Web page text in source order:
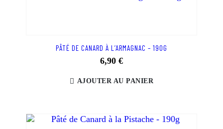
PÂTÉ DE CANARD À L’ARMAGNAC – 190G
6,90 €
AJOUTER AU PANIER